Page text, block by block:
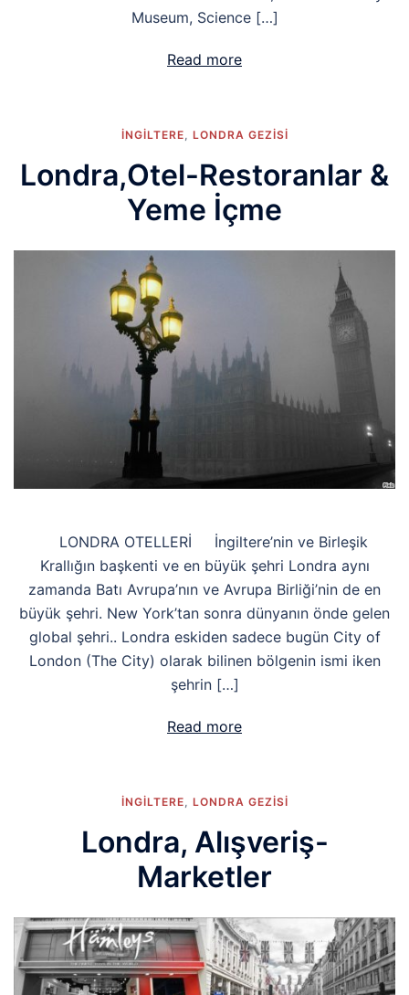
Museum, Science […]
Read more
İNGİLTERE LONDRA GEZISI
Londra,Otel-Restoranlar &
Yeme İçme
LONDRA OTELLERİ İngiltere’nin ve Birleşik
Krallığın başkenti ve en büyük şehri Londra aynı
zamanda Batı Avrupa’nın ve Avrupa Birliği’nin de en
büyük şehri. New York’tan sonra dünyanın önde gelen
global şehri.. Londra eskiden sadece bugün City of
London (The City) olarak bilinen bölgenin ismi iken
şehrin […]
Read more
İNGİLTERE, LONDRA GEZISI
Londra, Alışveriş-
Marketler